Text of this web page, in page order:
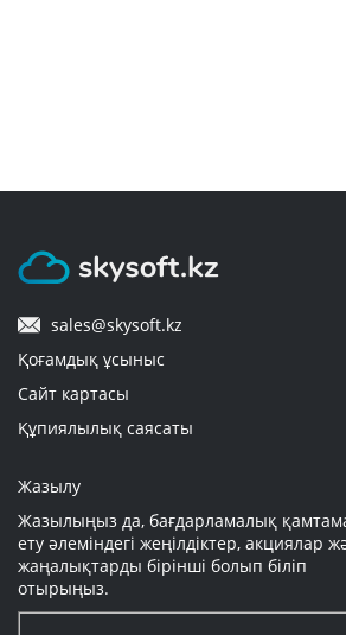
sales@skysoft.kz
Қоғамдық ұсыныс
Сайт картасы
Құпиялылық саясаты
Жазылу
Жазылыңыз да, бағдарламалық
ету әлеміндегі жеңілдіктер, акциялар
жаңалықтарды бірінші болып біліп
отырыңыз.